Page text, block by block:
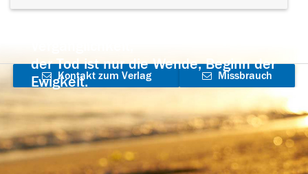
der Tod ist nur die Wende, Beginn der
Ewigkeit.
Kontakt zum Verlag
aufnehmen
Missbrauch